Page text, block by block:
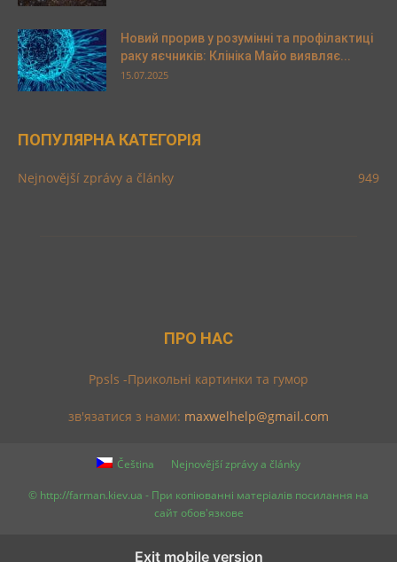
Новий прорив у розумінні та профілактиці
раку яєчників: Клініка Майо виявляє...
15.07.2025
ПОПУЛЯРНА КАТЕГОРІЯ
Nejnovější zprávy a články 949
ПРО НАС
Ppsls -Прикольні картинки та гумор
зв'язатися з нами: maxwelhelp@gmail.com
Čeština Nejnovější zprávy a články
© http://farman.kiev.ua - При копіюванні матеріалів посилання на
сайт обов'язкове
Exit mobile version